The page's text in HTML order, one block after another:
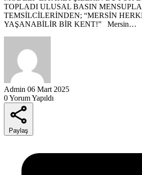
TOPLADI ULUSAL BASIN
TEMSİLCİLERİNDEN; “MERSİN
YAŞANABİLİR BİR KENT!” Mersin…
Admin 06 Mart 2025
0 Yorum Yapıldı
Paylaş